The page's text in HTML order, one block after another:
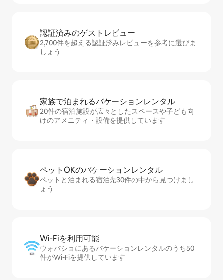
認証済みのゲ⁠ス⁠ト⁠レ⁠ビ⁠ュ⁠ー
2,700件を超える認証済みレビューを参考に選びま
しょう
家族で泊まれるバ⁠ケ⁠ー⁠シ⁠ョ⁠ンレ⁠ン⁠タ⁠ル
20件の宿泊施設が広々としたスペースや子ども向
けのアメニティ・設備を提供しています
ペットOKのバ⁠ケ⁠ー⁠シ⁠ョ⁠ンレ⁠ン⁠タ⁠ル
ペットと泊まれる宿泊先30件の中から見つけまし
ょう
Wi-Fiを利⁠用⁠可⁠能
ウォバショにあるバケーションレンタルのうち50
件がWi-Fiを提供しています